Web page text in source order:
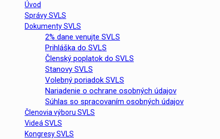
Úvod
Správy SVLS
Dokumenty SVLS
2% dane venujte SVLS
Prihláška do SVLS
Členský poplatok do SVLS
Stanovy SVLS
Volebný poriadok SVLS
Nariadenie o ochrane osobných údajov
Súhlas so spracovaním osobných údajov
Členovia výboru SVLS
Videá SVLS
Kongresy SVLS